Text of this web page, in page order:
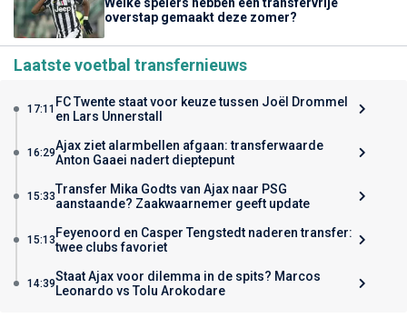
overstap gemaakt deze zomer?
Laatste voetbal transfernieuws
17:11 FC Twente staat voor keuze tussen Joël Drommel
en Lars Unnerstall
16:29Ajax ziet alarmbellen afgaan: transferwaarde
Anton Gaaei nadert dieptepunt
15:33Transfer Mika Godts van Ajax naar PSG
aanstaande? Zaakwaarnemer geeft update
15:13 Feyenoord en Casper Tengstedt naderen transfer:
twee clubs favoriet
14:39Staat Ajax voor dilemma in de spits? Marcos
Leonardo vs Tolu Arokodare